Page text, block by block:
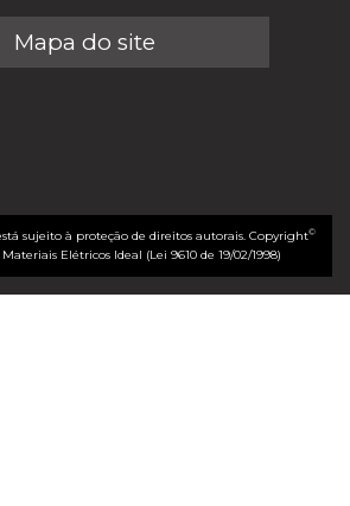
Mapa do site
sujeito à proteção de direitos autorais. Copyright©
Materiais Elétricos Ideal (Lei 9610 de 19/02/1998)